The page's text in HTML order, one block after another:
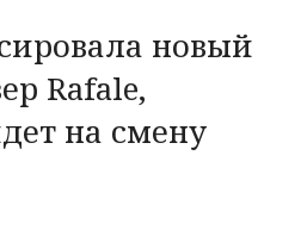
новый
Rafale,
на смену